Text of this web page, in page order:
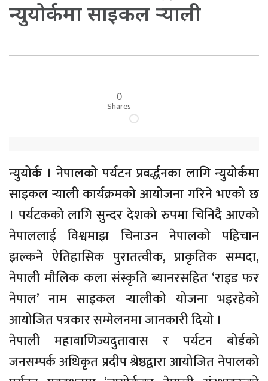
न्युयोर्कमा साइकल र्‍याली
0
Shares
न्युयोर्क । नेपालको पर्यटन प्रवर्द्धनका लागि न्युयोर्कमा
साइकल र्‍याली कार्यक्रमको आयोजना गरिने भएको छ
। पर्यटकको लागि सुन्दर देशको रुपमा चिनिदै आएको
नेपाललाई विश्वमाझ चिनाउन नेपालको पहिचान
झल्कने ऐतिहासिक पुरातत्वीक, प्राकृतिक सम्पदा,
नेपाली मौलिक कला संस्कृति ब्यानरसहित ‘राइड फर
नेपाल’ नाम साइकल र्‍यालीको योजना भइरहेको
आयोजित पत्रकार सम्मेलनमा जानकारी दियो ।
नेपाली महावाणिज्यदुतावास र पर्यटन बोर्डको
जनसम्पर्क अधिकृत प्रदीप श्रेष्ठद्वारा आयोजित नेपालको